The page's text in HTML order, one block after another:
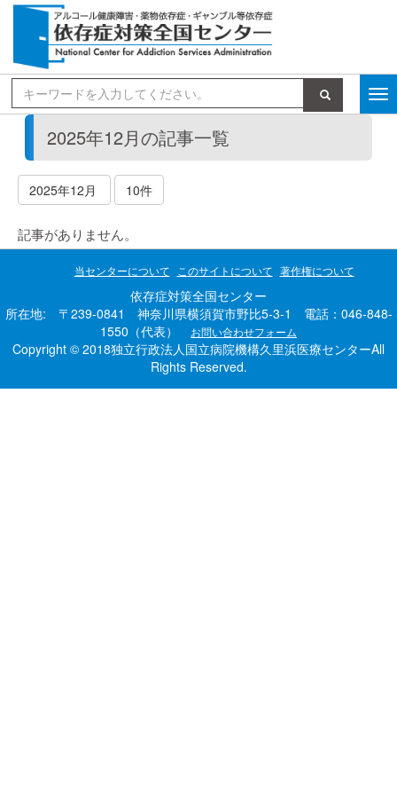
検索
2025年12月の記事一覧
2025年12月 10件
記事がありません。
当センターについて このサイトについて 著作権について
依存症対策全国センター
所在地: 〒239-0841 神奈川県横須賀市野比5-3-1 電話：046-848-
1550（代表）
お問い合わせフォーム
Copyright © 2018独立行政法人国立病院機構久里浜医療センターAll
Rights Reserved.